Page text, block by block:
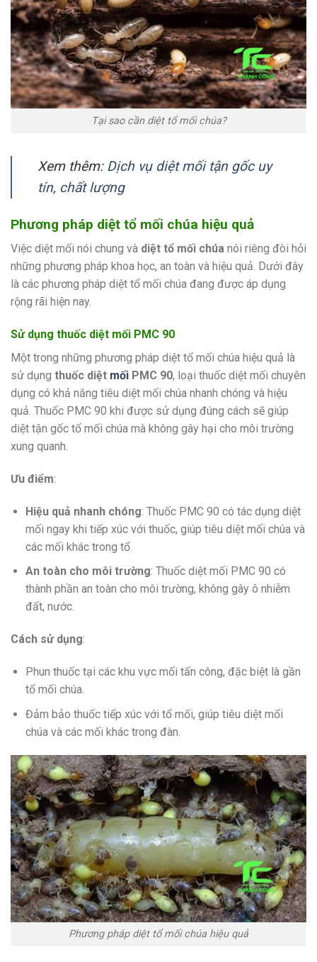
Tại sao cần diệt tổ mối chúa?
Xem thêm: Dịch vụ diệt mối tận gốc uy
tín, chất lượng
Phương pháp diệt tổ mối chúa hiệu quả
Việc diệt mối nói chung và diệt tổ mối chúa nói riêng đòi hỏi
những phương pháp khoa học, an toàn và hiệu quả. Dưới đây
là các phương pháp diệt tổ mối chúa đang được áp dụng
rộng rãi hiện nay.
Sử dụng thuốc diệt mối PMC 90
Một trong những phương pháp diệt tổ mối chúa hiệu quả là
sử dụng thuốc diệt mối PMC 90, loại thuốc diệt mối chuyên
dụng có khả năng tiêu diệt mối chúa nhanh chóng và hiệu
quả. Thuốc PMC 90 khi được sử dụng đúng cách sẽ giúp
diệt tận gốc tổ mối chúa mà không gây hại cho môi trường
xung quanh.
Ưu điểm:
Hiệu quả nhanh chóng: Thuốc PMC 90 có tác dụng diệt
mối ngay khi tiếp xúc với thuốc, giúp tiêu diệt mối chúa và
các mối khác trong tổ.
An toàn cho môi trường: Thuốc diệt mối PMC 90 có
thành phần an toàn cho môi trường, không gây ô nhiễm
đất, nước.
Cách sử dụng:
Phun thuốc tại các khu vực mối tấn công, đặc biệt là gần
tổ mối chúa.
Đảm bảo thuốc tiếp xúc với tổ mối, giúp tiêu diệt mối
chúa và các mối khác trong đàn.
Phương pháp diệt tổ mối chúa hiệu quả